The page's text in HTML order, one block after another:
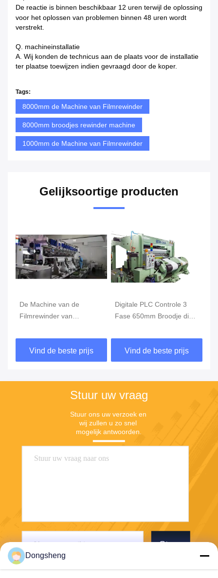
De reactie is binnen beschikbaar 12 uren terwijl de oplossing
voor het oplossen van problemen binnen 48 uren wordt
verstrekt.
Q. machineinstallatie
A. Wij konden de technicus aan de plaats voor de installatie
ter plaatse toewijzen indien gevraagd door de koper.
Tags:
8000mm de Machine van Filmrewinder
8000mm broodjes rewinder machine
1000mm de Machine van Filmrewinder
Gelijksoortige producten
De Machine van de
Filmrewinder van
200V
Vind de beste prijs
Digitale PLC Controle 3
Fase 650mm Broodje die
Snijmachinerewinder
opnieuw opwinden
Vind de beste prijs
Stuur uw vraag
Stuur ons uw verzoek en
wij zullen u zo snel
mogelijk antwoorden.
Stuur
Dongsheng